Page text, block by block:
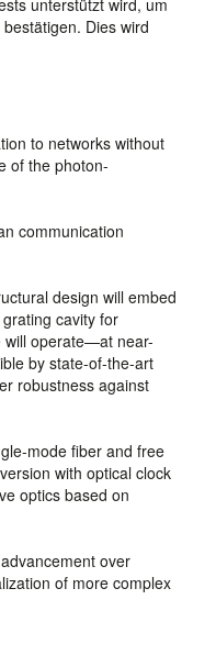
Dies wird
to networks without
of the photon-
communication
design will embed
cavity for
will operate—at near-
by state-of-the-art
robustness against
mode fiber and free
with optical clock
optics based on
over
of more complex